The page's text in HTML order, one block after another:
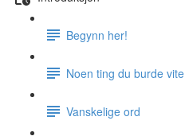
Begynn her!
Noen ting du burde vite
Vanskelige ord